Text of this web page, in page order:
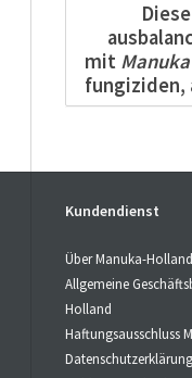
mit Manuka
fungiziden,
Manuka
Mikroben.
dass
Ölwird
Kundendienst
Über Manuka-Holland
Allgemeine
Holland
Haftungsausschluss